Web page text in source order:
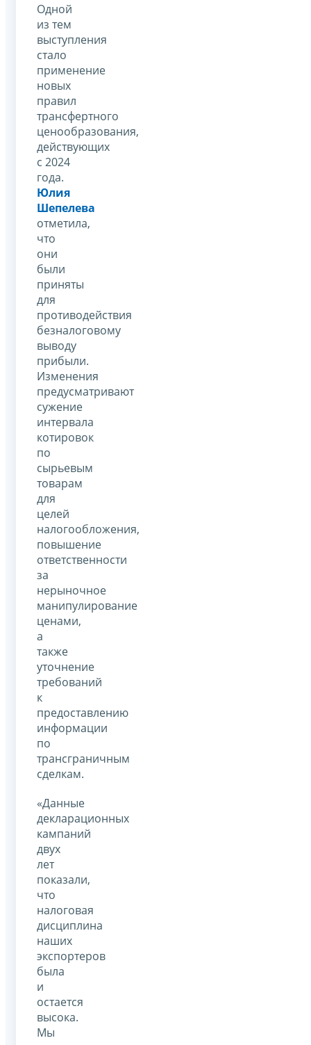
Одной
из тем
выступления
стало
применение
новых
правил
трансфертного
ценообразования,
действующих
с 2024
года.
Юлия
Шепелева
отметила,
что
они
были
приняты
для
противодействия
безналоговому
выводу
прибыли.
Изменения
предусматривают
сужение
интервала
котировок
по
сырьевым
товарам
для
целей
налогообложения,
повышение
ответственности
за
нерыночное
манипулирование
ценами,
а
также
уточнение
требований
к
предоставлению
информации
по
трансграничным
сделкам.
«Данные
декларационных
кампаний
двух
лет
показали,
что
налоговая
дисциплина
наших
экспортеров
была
и
остается
высока.
Мы